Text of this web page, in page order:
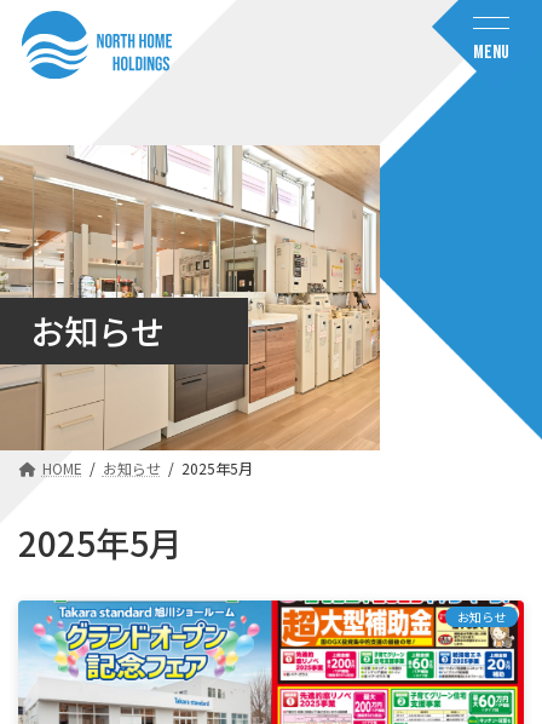
ス
キ
プ
ン
に
動
MENU
お知らせ
HOME お知らせ 2025年5月
2025年5月
お知らせ